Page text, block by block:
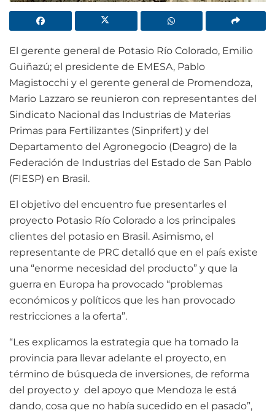
El gerente general de Potasio Río Colorado, Emilio
Guiñazú; el presidente de EMESA, Pablo
Magistocchi y el gerente general de Promendoza,
Mario Lazzaro se reunieron con representantes del
Sindicato Nacional das Industrias de Materias
Primas para Fertilizantes (Sinprifert) y del
Departamento del Agronegocio (Deagro) de la
Federación de Industrias del Estado de San Pablo
(FIESP) en Brasil.
El objetivo del encuentro fue presentarles el
proyecto Potasio Río Colorado a los principales
clientes del potasio en Brasil. Asimismo, el
representante de PRC detalló que en el país existe
una “enorme necesidad del producto” y que la
guerra en Europa ha provocado “problemas
económicos y políticos que les han provocado
restricciones a la oferta”.
“Les explicamos la estrategia que ha tomado la
provincia para llevar adelante el proyecto, en
término de búsqueda de inversiones, de reforma
del proyecto y del apoyo que Mendoza le está
dando, cosa que no había sucedido en el pasado”,